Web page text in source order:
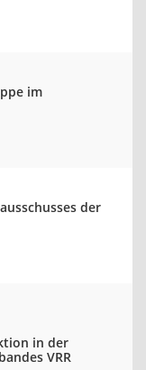
im
der
in der
VRR